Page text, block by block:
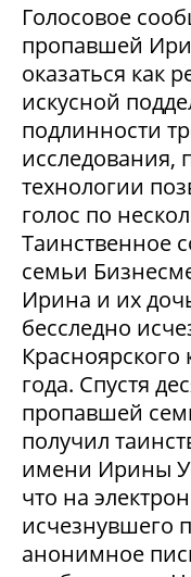
Голосовое
пропавшей
оказаться как
искусной
подлинности
исследования,
технологии
голос по
Таинственное
семьи
Ирина и их
бесследно
Красноярского
года. Спустя
пропавшей
получил
имени Ирины
что на
исчезнувшего
анонимное